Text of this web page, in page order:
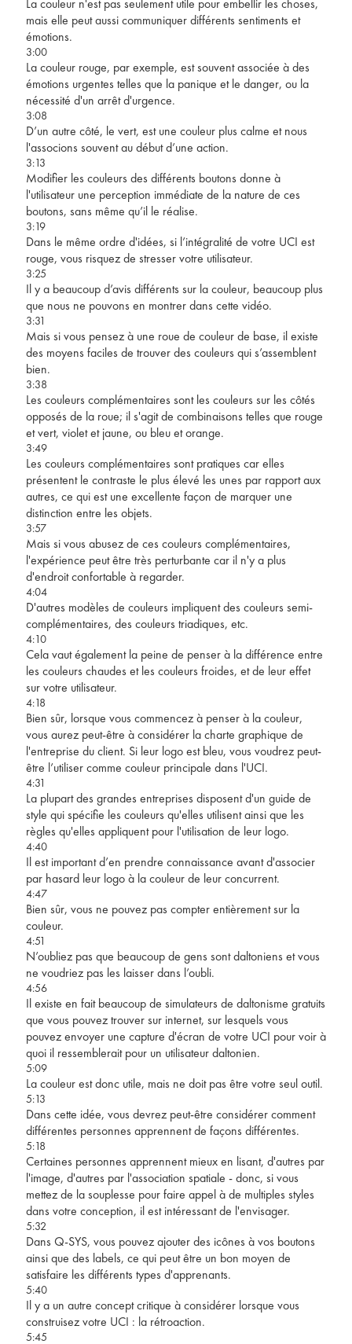
La couleur n'est pas seulement utile pour embellir les choses,
mais elle peut aussi communiquer différents sentiments et
émotions.
3:00
La couleur rouge, par exemple, est souvent associée à des
émotions urgentes telles que la panique et le danger, ou la
nécessité d'un arrêt d'urgence.
3:08
D’un autre côté, le vert, est une couleur plus calme et nous
l'associons souvent au début d’une action.
3:13
Modifier les couleurs des différents boutons donne à
l'utilisateur une perception immédiate de la nature de ces
boutons, sans même qu’il le réalise.
3:19
Dans le même ordre d'idées, si l’intégralité de votre UCI est
rouge, vous risquez de stresser votre utilisateur.
3:25
Il y a beaucoup d’avis différents sur la couleur, beaucoup plus
que nous ne pouvons en montrer dans cette vidéo.
3:31
Mais si vous pensez à une roue de couleur de base, il existe
des moyens faciles de trouver des couleurs qui s’assemblent
bien.
3:38
Les couleurs complémentaires sont les couleurs sur les côtés
opposés de la roue; il s'agit de combinaisons telles que rouge
et vert, violet et jaune, ou bleu et orange.
3:49
Les couleurs complémentaires sont pratiques car elles
présentent le contraste le plus élevé les unes par rapport aux
autres, ce qui est une excellente façon de marquer une
distinction entre les objets.
3:57
Mais si vous abusez de ces couleurs complémentaires,
l'expérience peut être très perturbante car il n'y a plus
d'endroit confortable à regarder.
4:04
D'autres modèles de couleurs impliquent des couleurs semi-
complémentaires, des couleurs triadiques, etc.
4:10
Cela vaut également la peine de penser à la différence entre
les couleurs chaudes et les couleurs froides, et de leur effet
sur votre utilisateur.
4:18
Bien sûr, lorsque vous commencez à penser à la couleur,
vous aurez peut-être à considérer la charte graphique de
l'entreprise du client. Si leur logo est bleu, vous voudrez peut-
être l’utiliser comme couleur principale dans l'UCI.
4:31
La plupart des grandes entreprises disposent d'un guide de
style qui spécifie les couleurs qu'elles utilisent ainsi que les
règles qu'elles appliquent pour l'utilisation de leur logo.
4:40
Il est important d’en prendre connaissance avant d'associer
par hasard leur logo à la couleur de leur concurrent.
4:47
Bien sûr, vous ne pouvez pas compter entièrement sur la
couleur.
4:51
N’oubliez pas que beaucoup de gens sont daltoniens et vous
ne voudriez pas les laisser dans l’oubli.
4:56
Il existe en fait beaucoup de simulateurs de daltonisme gratuits
que vous pouvez trouver sur internet, sur lesquels vous
pouvez envoyer une capture d'écran de votre UCI pour voir à
quoi il ressemblerait pour un utilisateur daltonien.
5:09
La couleur est donc utile, mais ne doit pas être votre seul outil.
5:13
Dans cette idée, vous devrez peut-être considérer comment
différentes personnes apprennent de façons différentes.
5:18
Certaines personnes apprennent mieux en lisant, d'autres par
l'image, d'autres par l'association spatiale - donc, si vous
mettez de la souplesse pour faire appel à de multiples styles
dans votre conception, il est intéressant de l'envisager.
5:32
Dans Q-SYS, vous pouvez ajouter des icônes à vos boutons
ainsi que des labels, ce qui peut être un bon moyen de
satisfaire les différents types d'apprenants.
5:40
Il y a un autre concept critique à considérer lorsque vous
construisez votre UCI : la rétroaction.
5:45